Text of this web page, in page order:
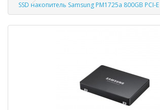
SSD накопитель Samsung PM1725a 800GB PCI-